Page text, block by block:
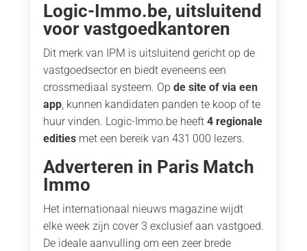
Logic-Immo.be, uitsluitend
voor vastgoedkantoren
Dit merk van IPM is uitsluitend gericht op de
vastgoedsector en biedt eveneens een
crossmediaal systeem. Op de site of via een
app, kunnen kandidaten panden te koop of te
huur vinden. Logic-Immo.be heeft 4 regionale
edities met een bereik van 431 000 lezers.
Adverteren in Paris Match
Immo
Het internationaal nieuws magazine wijdt
elke week zijn cover 3 exclusief aan vastgoed.
De ideale aanvulling om een zeer brede